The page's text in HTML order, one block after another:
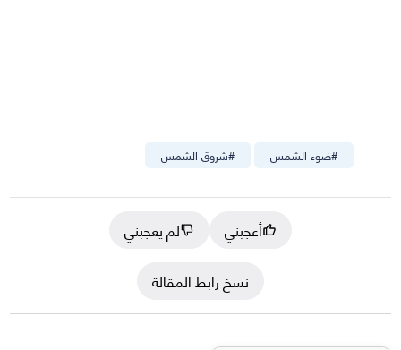
#شروق الشمس #ضوء الشمس
أعجبني
لم يعجبني
نسخ رابط المقالة